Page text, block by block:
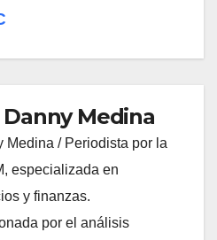
Danny Medina
Medina / Periodista por la
especializada en
y finanzas.
por el análisis